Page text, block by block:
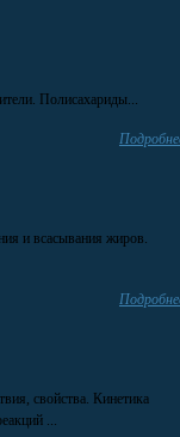
Полисахариды...
и всасывания жиров.
свойства. Кинетика
...